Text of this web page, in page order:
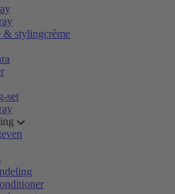
& stylingcrème
set